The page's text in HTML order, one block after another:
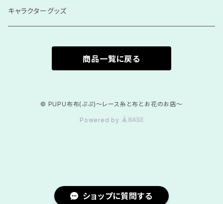
ショップに質問する
ベビー・キッズ
あみぐるみドール
あみぐるみ
キャラクターグッズ
商品一覧に戻る
© PUPU布布(ぷぷ)～レース糸と布とお花のお店～
Powered by